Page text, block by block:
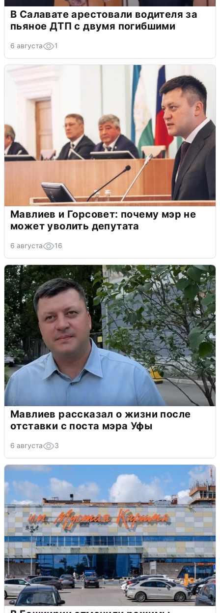
В Салавате арестовали водителя за
пьяное ДТП с двумя погибшими
6 августа 1
Мавлиев и Горсовет: почему мэр не
может уволить депутата
6 августа 16
Мавлиев рассказал о жизни после
отставки с поста мэра Уфы
6 августа 3